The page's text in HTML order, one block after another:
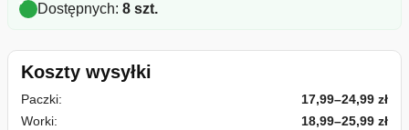
Dostępnych: 8 szt.
Koszty wysyłki
Paczki:
17,99–24,99 zł
Worki:
18,99–25,99 zł